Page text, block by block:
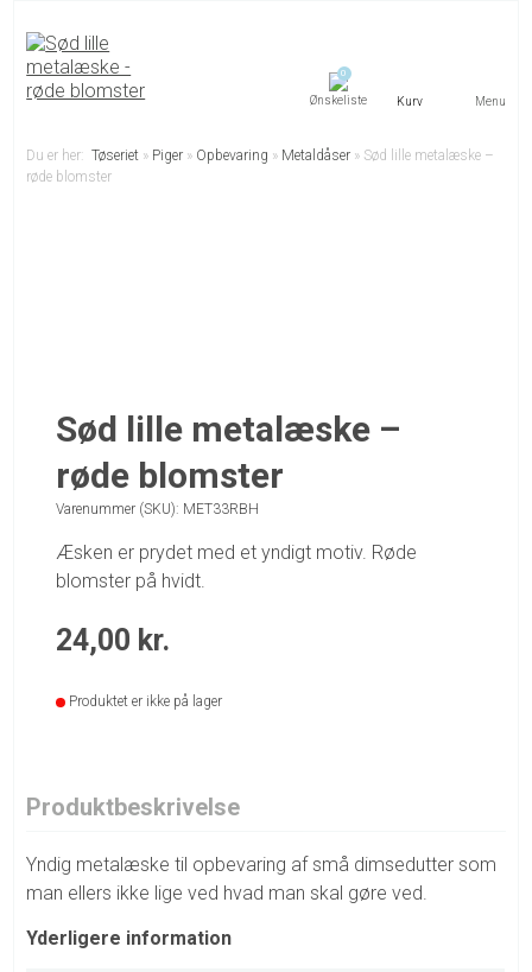
0
Menu
Du er her:Tøseriet » Piger » Opbevaring » Metaldåser » Sød lille metalæske –
røde blomster
Sød lille metalæske –
røde blomster
Varenummer (SKU): MET33RBH
Æsken er prydet med et yndigt motiv. Røde
blomster på hvidt.
24,00 kr.
Produktet er ikke på lager
Produktbeskrivelse
Yndig metalæske til opbevaring af små dimsedutter som
man ellers ikke lige ved hvad man skal gøre ved.
Yderligere information